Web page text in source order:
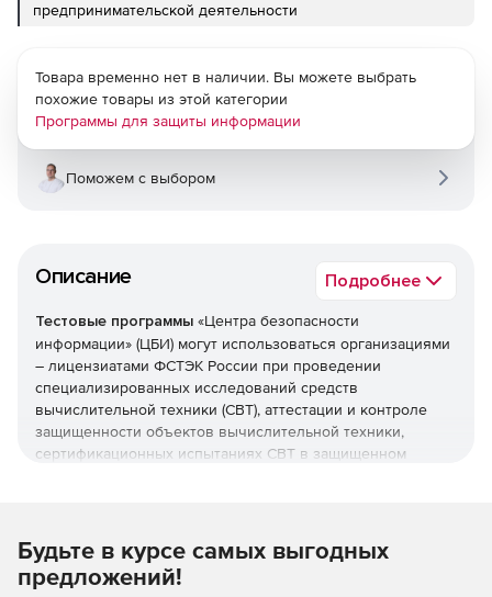
предпринимательской деятельности
Описание Подробнее
Тестовые программы «Центра безопасности
информации» (ЦБИ) могут использоваться организациями
– лицензиатами ФСТЭК России при проведении
специализированных исследований средств
вычислительной техники (СВТ), аттестации и контроле
защищенности объектов вычислительной техники,
сертификационных испытаниях СВТ в защищенном
следующих систем:
Видеосистемы DVI.
Товара временно нет в наличии. Вы можете выбрать
похожие товары из этой категории
Программы для защиты информации
Поможем с выбором
Будьте в курсе самых выгодных
предложений!